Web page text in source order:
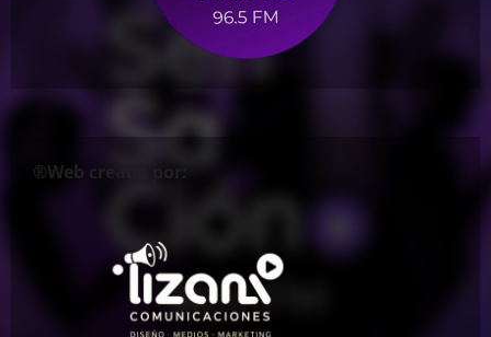
®Web creada por: